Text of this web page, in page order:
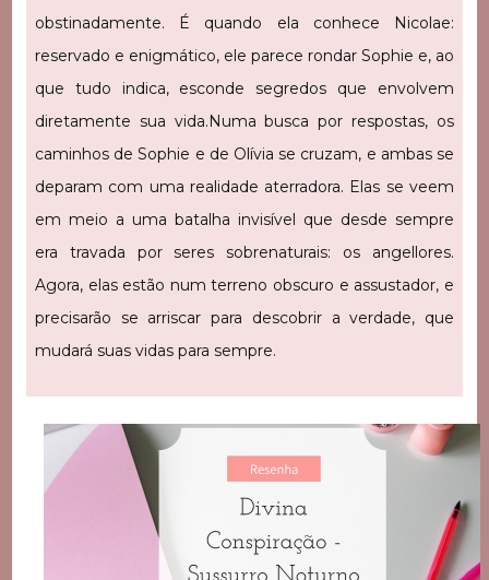
obstinadamente. É quando ela conhece Nicolae:
reservado e enigmático, ele parece rondar Sophie e, ao
que tudo indica, esconde segredos que envolvem
diretamente sua vida. Numa busca por respostas, os
caminhos de Sophie e de Olívia se cruzam, e ambas se
deparam com uma realidade aterradora. Elas se veem
em meio a uma batalha invisível que desde sempre
era travada por seres sobrenaturais: os angellores.
Agora, elas estão num terreno obscuro e assustador, e
precisarão se arriscar para descobrir a verdade, que
mudará suas vidas para sempre.